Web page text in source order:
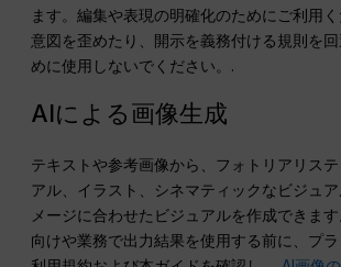
ます。編集や表現の明確化のためにご利用
意図を歪めたり、開示を義務付ける規則を
めに使用しないでください。.
AIによる画像生成
テキストや参考画像から、フォトリアリス
アル、イラスト、シネマティックなビジュ
メージに合わせたビジュアルを作成できま
向けや業務で出力結果を使用する前に、プ